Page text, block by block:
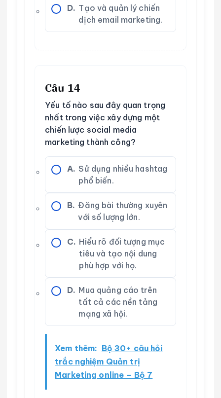
D. Tạo và quản lý chiến
dịch email marketing.
Câu 14
Yếu tố nào sau đây quan trọng
nhất trong việc xây dựng một
chiến lược social media
marketing thành công?
A. Sử dụng nhiều hashtag
phổ biến.
B. Đăng bài thường xuyên
với số lượng lớn.
C. Hiểu rõ đối tượng mục
tiêu và tạo nội dung
phù hợp với họ.
D. Mua quảng cáo trên
tất cả các nền tảng
mạng xã hội.
Xem thêm: Bộ 30+ câu hỏi
trắc nghiệm Quản trị
Marketing online – Bộ 7